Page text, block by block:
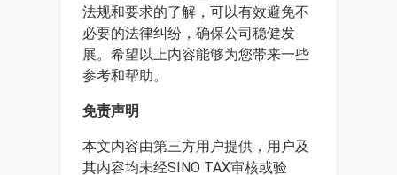
法规和要求的了解，可以有效避免不
必要的法律纠纷，确保公司稳健发
展。希望以上内容能够为您带来一些
参考和帮助。
免责声明
本文内容由第三方用户提供，用户及
其内容均未经SINO TAX审核或验